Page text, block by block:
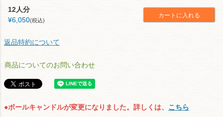
12人分
¥6,050 税込
カートに入れる
返品特約について
商品についてのお問い合わせ
●ボールキャンドルが変更になりました。詳しくは、 こちら